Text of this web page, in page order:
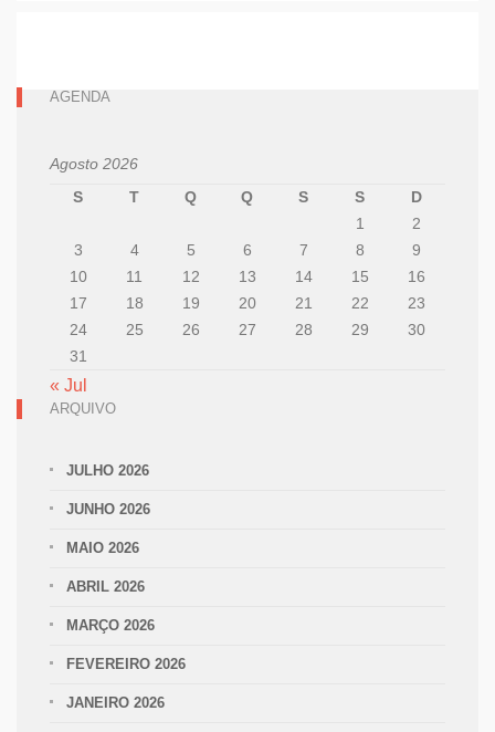
AGENDA
Agosto 2026
S
T Q Q S S
D
1
2
3
4 5 6 7 8
9
10
11 12 13 14 15
16
17
18 19 20 21 22
23
24
25 26 27 28 29
30
31
« Jul
ARQUIVO
JULHO 2026
JUNHO 2026
MAIO 2026
ABRIL 2026
MARÇO 2026
FEVEREIRO 2026
JANEIRO 2026